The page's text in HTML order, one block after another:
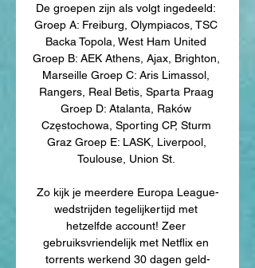
De groepen zijn als volgt ingedeeld:
Groep A: Freiburg, Olympiacos, TSC
Backa Topola, West Ham United
Groep B: AEK Athens, Ajax, Brighton,
Marseille Groep C: Aris Limassol,
Rangers, Real Betis, Sparta Praag
Groep D: Atalanta, Raków
Częstochowa, Sporting CP, Sturm
Graz Groep E: LASK, Liverpool,
Toulouse, Union St.
Zo kijk je meerdere Europa League-
wedstrijden tegelijkertijd met
hetzelfde account! Zeer
gebruiksvriendelijk met Netflix en
torrents werkend 30 dagen geld-